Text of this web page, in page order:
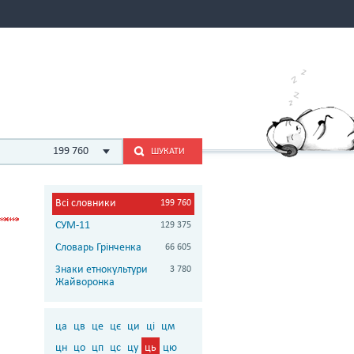
199 760 ШУКАТИ
Всі словники 199 760
СУМ-11 129 375
Словарь Грінченка 66 605
Знаки етнокультури
Жайворонка
3 780
ца цв це цє ци ці цм
цн цо цп цс цу ць цю